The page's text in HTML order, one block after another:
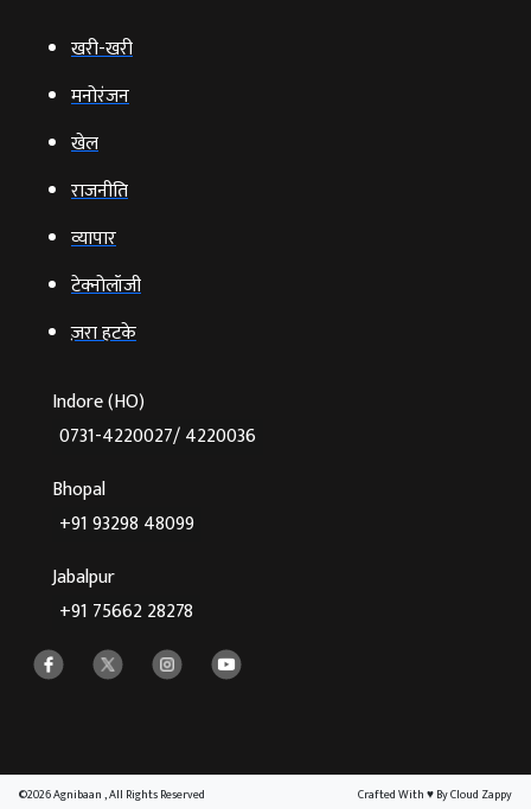
खरी-खरी
मनोरंजन
खेल
राजनीति
व्‍यापार
टेक्‍नोलॉजी
ज़रा हटके
Indore (HO)
0731-4220027/ 4220036
Bhopal
+91 93298 48099
Jabalpur
+91 75662 28278
©2026 Agnibaan , All Rights Reserved Crafted With♥By Cloud Zappy